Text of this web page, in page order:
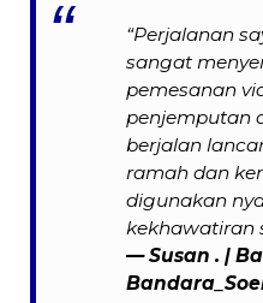
“Perjalanan
sangat
pemesanan
penjemputan
berjalan
ramah dan
digunakan
kekhawatiran
— Susan . |